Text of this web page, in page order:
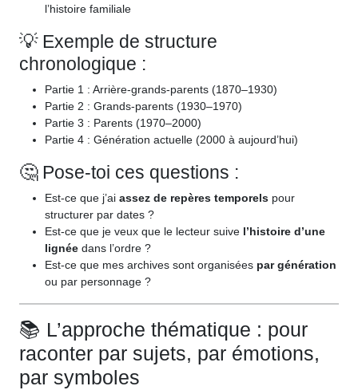
l’histoire familiale
💡 Exemple de structure
chronologique :
Partie 1 : Arrière-grands-parents (1870–1930)
Partie 2 : Grands-parents (1930–1970)
Partie 3 : Parents (1970–2000)
Partie 4 : Génération actuelle (2000 à aujourd’hui)
🤔 Pose-toi ces questions :
Est-ce que j’ai assez de repères temporels pour
structurer par dates ?
Est-ce que je veux que le lecteur suive l’histoire d’une
lignée dans l’ordre ?
Est-ce que mes archives sont organisées par génération
ou par personnage ?
📚 L’approche thématique : pour
raconter par sujets, par émotions,
par symboles